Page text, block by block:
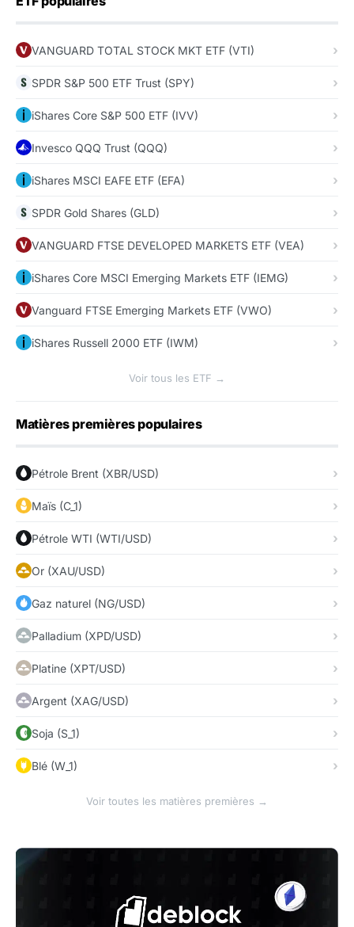
VANGUARD TOTAL STOCK MKT ETF (VTI)
SPDR S&P 500 ETF Trust (SPY)
iShares Core S&P 500 ETF (IVV)
Invesco QQQ Trust (QQQ)
iShares MSCI EAFE ETF (EFA)
SPDR Gold Shares (GLD)
VANGUARD FTSE DEVELOPED MARKETS ETF (VEA)
iShares Core MSCI Emerging Markets ETF (IEMG)
Vanguard FTSE Emerging Markets ETF (VWO)
iShares Russell 2000 ETF (IWM)
Voir tous les ETF →
Matières premières populaires
Pétrole Brent (XBR/USD)
Maïs (C_1)
Pétrole WTI (WTI/USD)
Or (XAU/USD)
Gaz naturel (NG/USD)
Palladium (XPD/USD)
Platine (XPT/USD)
Argent (XAG/USD)
Soja (S_1)
Blé (W_1)
Voir toutes les matières premières →